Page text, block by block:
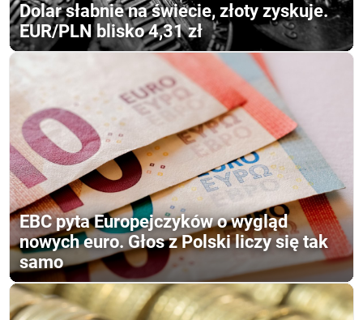
Dolar słabnie na świecie, złoty zyskuje.
EUR/PLN blisko 4,31 zł
EBC pyta Europejczyków o wygląd
nowych euro. Głos z Polski liczy się tak
samo